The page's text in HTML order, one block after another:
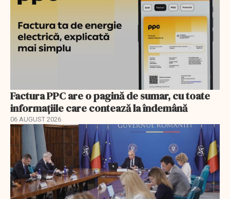
Factura PPC are o pagină de sumar, cu toate
informațiile care contează la îndemână
06 AUGUST 2026